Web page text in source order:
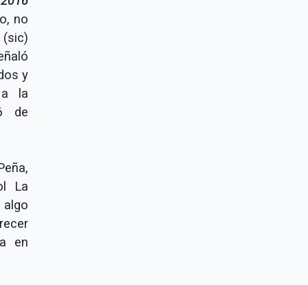
no
y
a la
de
La
algo
en